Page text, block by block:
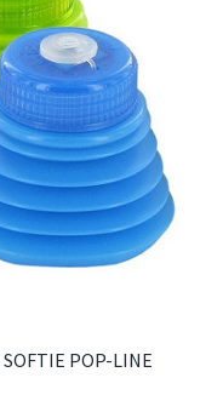
SOFTIE POP-LINE